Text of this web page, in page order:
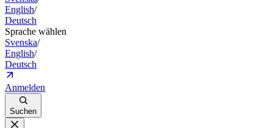
English/
Deutsch
Sprache wählen
Svenska/
English/
Deutsch
Anmelden
Suchen